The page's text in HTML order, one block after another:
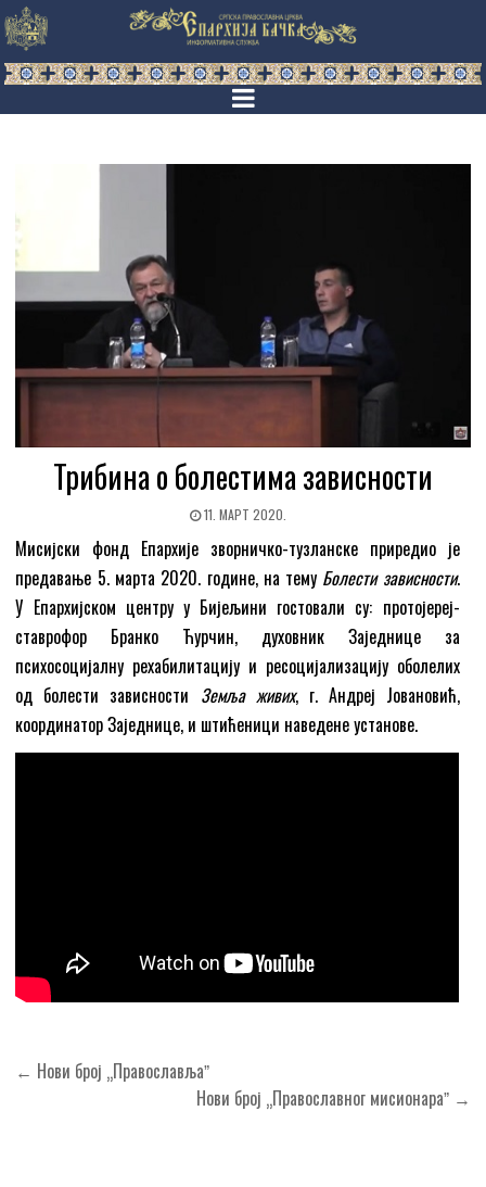
Трибина о болестима зависности
11. МАРТ 2020.
Мисијски фонд Епархије зворничко-тузланске приредио је
предавање 5. марта 2020. године, на тему Болести зависности.
У Епархијском центру у Бијељини гостовали су: протојереј-
ставрофор Бранко Ћурчин, духовник Заједнице за
психосоцијалну рехабилитацију и ресоцијализацију оболелих
од болести зависности Земља живих, г. Андреј Јовановић,
координатор Заједнице, и штићеници наведене установе.
Кретање
← Нови број „Православљаˮ
Нови број „Православног мисионараˮ →